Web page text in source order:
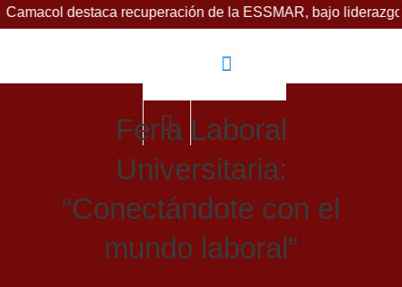
recuperación de la ESSMAR, bajo liderazgo del
Feria Laboral
Universitaria:
“Conectándote con el
mundo laboral”